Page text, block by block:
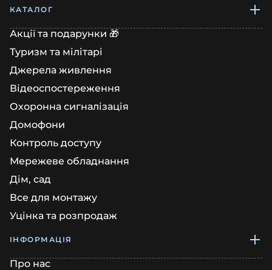
КАТАЛОГ
Акції та подарунки 🎁
Туризм та мілітарі
Джерела живлення
Відеоспостереження
Охоронна сигналізація
Домофони
Контроль доступу
Мережеве обладнання
Дім, сад
Все для монтажу
Уцінка та розпродаж
ІНФОРМАЦІЯ
Про нас